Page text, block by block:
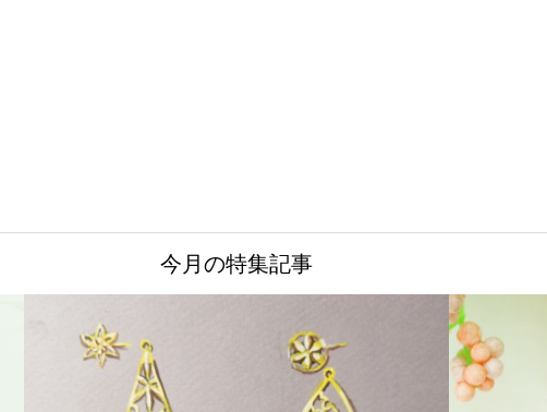
今月の特集記事